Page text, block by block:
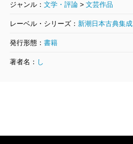
ジャンル： 文学・評論 > 文芸作品
レーベル・シリーズ： 新潮日本古典集成
発行形態： 書籍
著者名： し